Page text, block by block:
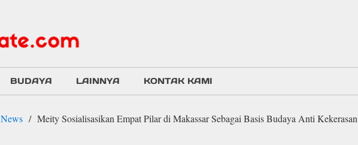
BUDAYA LAINNYA KONTAK KAMI
News Meity Sosialisasikan Empat Pilar di Makassar Sebagai Basis Budaya Anti Kekerasan